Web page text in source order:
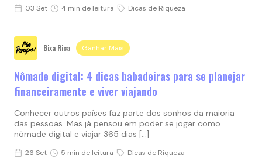
03 Set 4 min de leitura Dicas de Riqueza
Bixa Rica Ganhar Mais
Nômade digital: 4 dicas babadeiras para se planejar
financeiramente e viver viajando
Conhecer outros países faz parte dos sonhos da maioria
das pessoas. Mas já pensou em poder se jogar como
nômade digital e viajar 365 dias […]
26 Set 5 min de leitura Dicas de Riqueza